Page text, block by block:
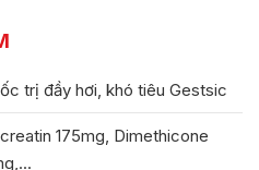
trị đầy hơi, khó tiêu Gestsic
175mg, Dimethicone